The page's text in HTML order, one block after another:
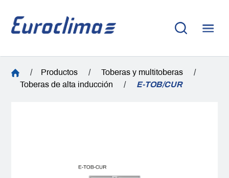
/ Productos / Toberas y multitoberas
/
Toberas de alta inducción
/ E-TOB/CUR